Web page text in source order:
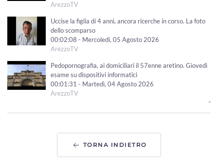
ArezzoTV
Uccise la figlia di 4 anni, ancora ricerche in corso. La foto
dello scomparso
00:02:08 - Mercoledì, 05 Agosto 2026
ArezzoTV
Pedopornografia, ai domiciliari il 57enne aretino. Giovedì
esame su dispositivi informatici
00:01:31 - Martedì, 04 Agosto 2026
ArezzoTV
TORNA INDIETRO